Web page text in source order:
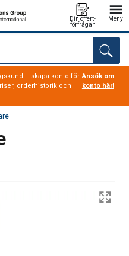
Din offert-
förfrågan
Meny
– skapa konto för
orderhistorik och
Ansök om
konto här!